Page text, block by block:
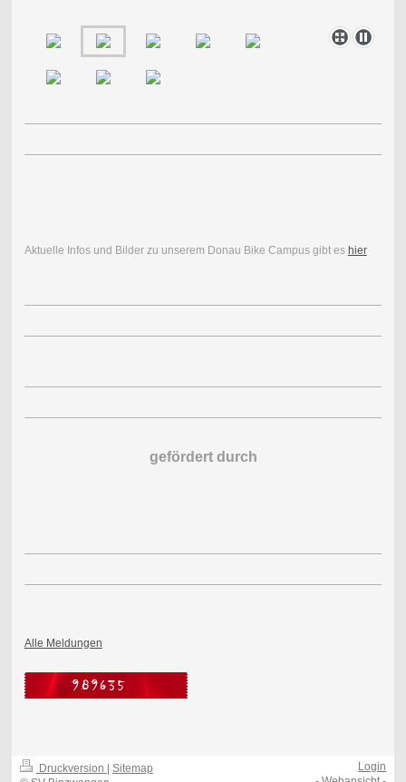
Aktuelle Infos und Bilder zu unserem Donau Bike Campus gibt es hier
gefördert durch
Alle Meldungen
Druckversion
Sitemap
Login